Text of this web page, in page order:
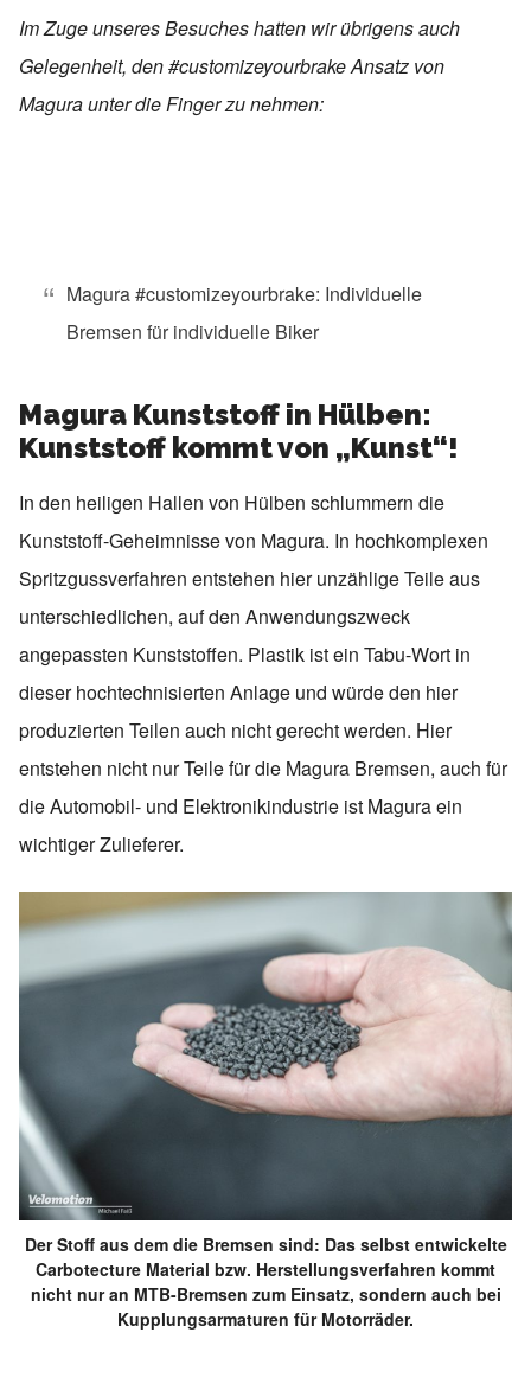
Im Zuge unseres Besuches hatten wir übrigens auch
Gelegenheit, den #customizeyourbrake Ansatz von
Magura unter die Finger zu nehmen:
Magura #customizeyourbrake: Individuelle
Bremsen für individuelle Biker
Magura Kunststoff in Hülben:
Kunststoff kommt von „Kunst“!
In den heiligen Hallen von Hülben schlummern die
Kunststoff-Geheimnisse von Magura. In hochkomplexen
Spritzgussverfahren entstehen hier unzählige Teile aus
unterschiedlichen, auf den Anwendungszweck
angepassten Kunststoffen. Plastik ist ein Tabu-Wort in
dieser hochtechnisierten Anlage und würde den hier
produzierten Teilen auch nicht gerecht werden. Hier
entstehen nicht nur Teile für die Magura Bremsen, auch für
die Automobil- und Elektronikindustrie ist Magura ein
wichtiger Zulieferer.
Der Stoff aus dem die Bremsen sind: Das selbst entwickelte
Carbotecture Material bzw. Herstellungsverfahren kommt
nicht nur an MTB-Bremsen zum Einsatz, sondern auch bei
Kupplungsarmaturen für Motorräder.